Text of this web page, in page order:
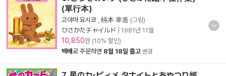
(單行本)
고야마 요시코 枾本 幸造 (그림)
ひさかたチャイルド
1981년 11월
10,850원 (10% 할인)
택배로 주문하면 8월 18일 출고 변경